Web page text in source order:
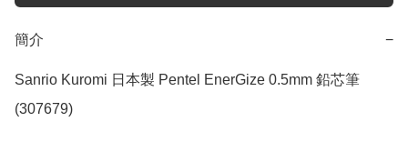
簡介 −
Sanrio Kuromi 日本製 Pentel EnerGize 0.5mm 鉛芯筆
(307679)